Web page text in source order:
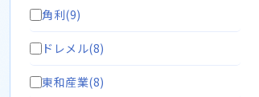
角利(9)
ドレメル(8)
東和産業(8)